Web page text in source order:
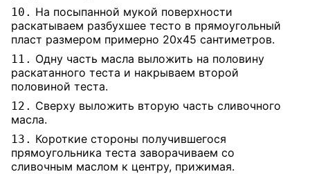
10. На посыпанной мукой поверхности
раскатываем разбухшее тесто в прямоугольный
пласт размером примерно 20х45 сантиметров.
11. Одну часть масла выложить на половину
раскатанного теста и накрываем второй
половиной теста.
12. Сверху выложить вторую часть сливочного
масла.
13. Короткие стороны получившегося
прямоугольника теста заворачиваем со
сливочным маслом к центру, прижимая.